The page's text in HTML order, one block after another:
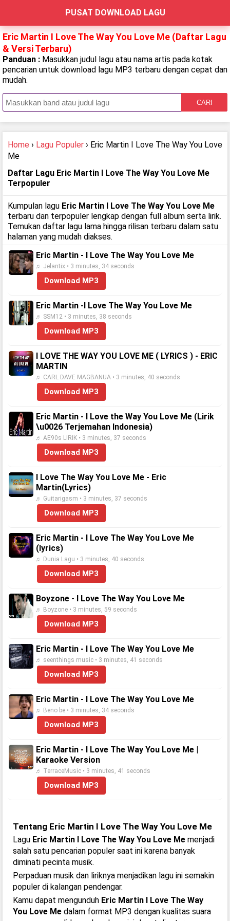
PUSAT DOWNLOAD LAGU
Eric Martin I Love The Way You Love Me (Daftar Lagu
& Versi Terbaru)
Panduan : Masukkan judul lagu atau nama artis pada kotak
pencarian untuk download lagu MP3 terbaru dengan cepat dan
mudah.
CARI
Home › Lagu Populer › Eric Martin I Love The Way You Love
Me
Daftar Lagu Eric Martin I Love The Way You Love Me
Terpopuler
Kumpulan lagu Eric Martin I Love The Way You Love Me
terbaru dan terpopuler lengkap dengan full album serta lirik.
Temukan daftar lagu lama hingga rilisan terbaru dalam satu
halaman yang mudah diakses.
Eric Martin - I Love The Way You Love Me
♬ Jelantix • 3 minutes, 34 seconds
Download MP3
Eric Martin -I Love The Way You Love Me
♬ SSM12 • 3 minutes, 38 seconds
Download MP3
I LOVE THE WAY YOU LOVE ME ( LYRICS ) - ERIC
MARTIN
♬ CARL DAVE MAGBANUA • 3 minutes, 40 seconds
Download MP3
Eric Martin - I Love the Way You Love Me (Lirik
\u0026 Terjemahan Indonesia)
♬ AE90s LIRIK • 3 minutes, 37 seconds
Download MP3
I Love The Way You Love Me - Eric
Martin(Lyrics)
♬ Guitarigasm • 3 minutes, 37 seconds
Download MP3
Eric Martin - I Love The Way You Love Me
(lyrics)
♬ Dunia Lagu • 3 minutes, 40 seconds
Download MP3
Boyzone - I Love The Way You Love Me
♬ Boyzone • 3 minutes, 59 seconds
Download MP3
Eric Martin - I Love The Way You Love Me
♬ seenthings music • 3 minutes, 41 seconds
Download MP3
Eric Martin - I Love The Way You Love Me
♬ Beno be • 3 minutes, 34 seconds
Download MP3
Eric Martin - I Love The Way You Love Me |
Karaoke Version
♬ TerraceMusic • 3 minutes, 41 seconds
Download MP3
Tentang Eric Martin I Love The Way You Love Me
Lagu Eric Martin I Love The Way You Love Me menjadi
salah satu pencarian populer saat ini karena banyak
diminati pecinta musik.
Perpaduan musik dan liriknya menjadikan lagu ini semakin
populer di kalangan pendengar.
Kamu dapat mengunduh Eric Martin I Love The Way
You Love Me dalam format MP3 dengan kualitas suara